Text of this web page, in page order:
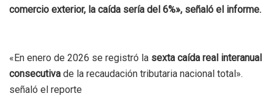
comercio exterior, la caída sería del 6%», señaló el informe.
«En enero de 2026 se registró la sexta caída real interanual
consecutiva de la recaudación tributaria nacional total».
señaló el reporte